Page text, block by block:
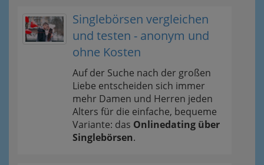
Singlebörsen vergleichen
und testen - anonym und
ohne Kosten
Auf der Suche nach der großen
Liebe entscheiden sich immer
mehr Damen und Herren jeden
Alters für die einfache, bequeme
Variante: das Onlinedating über
Singlebörsen.